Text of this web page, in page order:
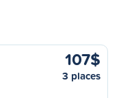
107$
3 places